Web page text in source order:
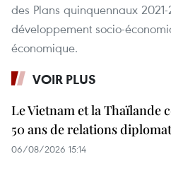
des Plans quinquennaux
développement socio-
économique.
VOIR PLUS
Le Vietnam et la Thaïlande
50 ans de relations
06/08/2026 15:14